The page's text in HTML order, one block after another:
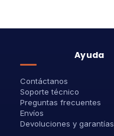
Ayuda
Contáctanos
Soporte técnico
Preguntas frecuentes
Envíos
Devoluciones y garantías